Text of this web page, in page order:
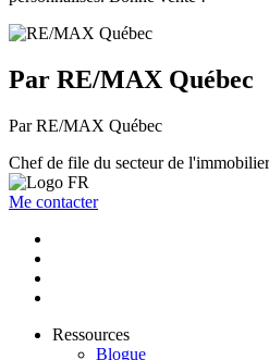
Par RE/MAX Québec
Par RE/MAX Québec
Chef de file du secteur de
Me contacter
Ressources
Blogue